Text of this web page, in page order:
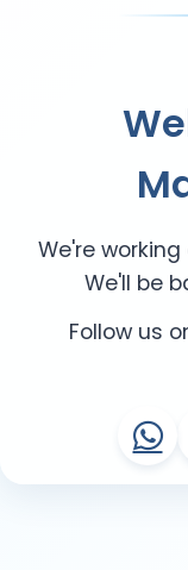
We're
We'll be
Follow us